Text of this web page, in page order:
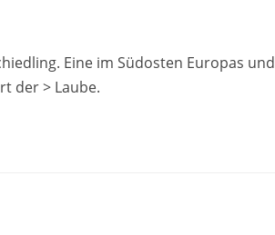
Eine im Südosten Europas und
der > Laube.